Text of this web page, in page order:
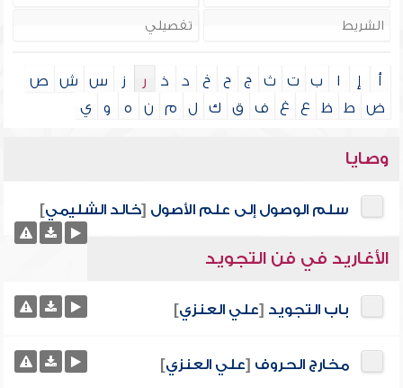
أ إ ا ب ت ث ج ح خ د ذ ر ز س ش
ص
ض
ط ظ ع غ ف ق ك ل م ن ه و ي
وصايا
سلم الوصول إلى علم الأصول [خالد الشليمي]
الأغاريد في فن التجويد
باب التجويد [علي العنزي]
مخارج الحروف [علي العنزي]